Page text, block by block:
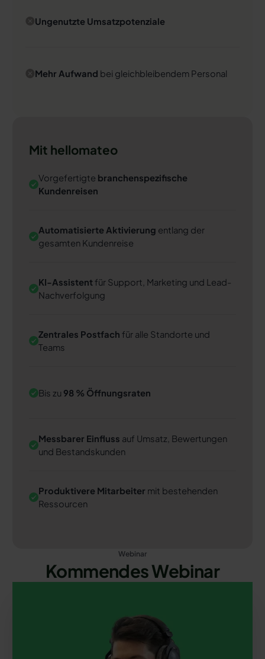
Ungenutzte Umsatzpotenziale
Mehr Aufwand bei gleichbleibendem Personal
Mit hellomateo
Vorgefertigte branchenspezifische
Kundenreisen
Automatisierte Aktivierung entlang der
gesamten Kundenreise
KI-Assistentfür Support, Marketing und Lead-
Nachverfolgung
Zentrales Postfach für alle Standorte und
Teams
Bis zu 98 % Öffnungsraten
Messbarer Einfluss auf Umsatz, Bewertungen
und Bestandskunden
Produktivere Mitarbeiter mit bestehenden
Ressourcen
Webinar
Kommendes Webinar